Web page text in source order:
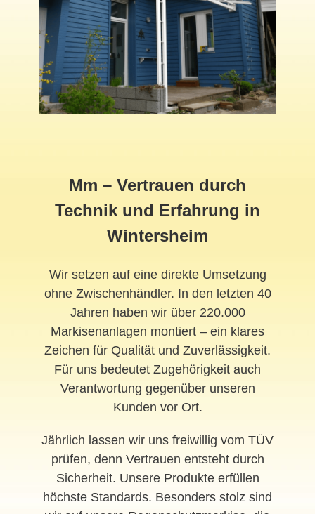
Mm – Vertrauen durch
Technik und Erfahrung in
Wintersheim
Wir setzen auf eine direkte Umsetzung
ohne Zwischenhändler. In den letzten 40
Jahren haben wir über 220.000
Markisenanlagen montiert – ein klares
Zeichen für Qualität und Zuverlässigkeit.
Für uns bedeutet Zugehörigkeit auch
Verantwortung gegenüber unseren
Kunden vor Ort.
Jährlich lassen wir uns freiwillig vom TÜV
prüfen, denn Vertrauen entsteht durch
Sicherheit. Unsere Produkte erfüllen
höchste Standards. Besonders stolz sind